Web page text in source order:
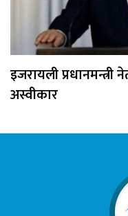
इजरायली प्रधानमन्त्री
अस्वीकार